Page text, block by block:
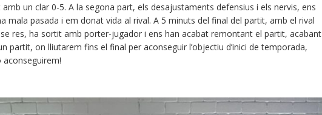
un clar 0-5. A la segona part, els desajustaments defensius i els nervis, ens
mala pasada i em donat vida al rival. A 5 minuts del final del partit, amb el rival
res, ha sortit amb porter-jugador i ens han acabat remontant el partit, acabant
partit, on lliutarem fins el final per aconseguir l’objectiu d’inici de temporada,